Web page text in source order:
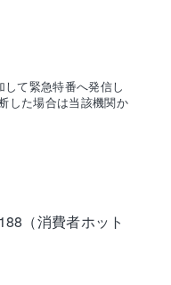
て緊急特番へ発信し
した場合は当該機関か
（消費者ホット